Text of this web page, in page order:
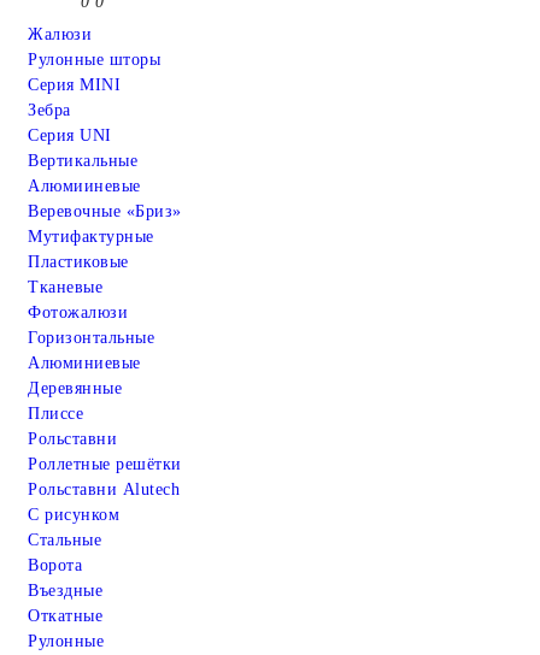
Жалюзи
Рулонные шторы
Серия MINI
Зебра
Серия UNI
Вертикальные
Алюмииневые
Веревочные «Бриз»
Мутифактурные
Пластиковые
Тканевые
Фотожалюзи
Горизонтальные
Алюминиевые
Деревянные
Плиссе
Рольставни
Роллетные решётки
Рольставни Alutech
С рисунком
Стальные
Ворота
Въездные
Откатные
Рулонные